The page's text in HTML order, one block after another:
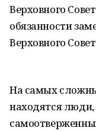
Верховного
обязанности
Верховного
На самых
находятся